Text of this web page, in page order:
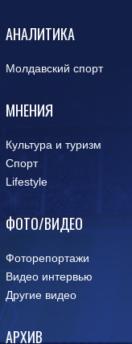
АНАЛИТИКА
Молдавский спорт
МНЕНИЯ
Культура и туризм
Спорт
Lifestyle
ФОТО/ВИДЕО
Фоторепортажи
Видео интервью
Другие видео
АРХИВ